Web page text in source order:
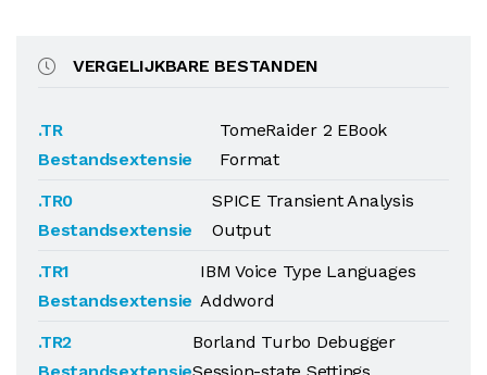
VERGELIJKBARE BESTANDEN
.TR
Bestandsextensie
TomeRaider 2 EBook
Format
.TR0
Bestandsextensie
SPICE Transient Analysis
Output
.TR1
Bestandsextensie
IBM Voice Type Languages
Addword
.TR2
Borland Turbo Debugger